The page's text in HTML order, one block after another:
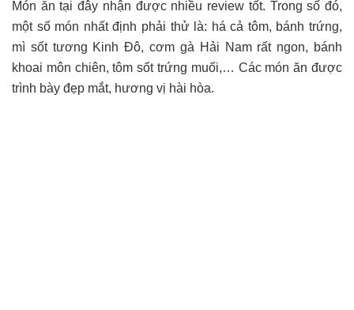
Món ăn tại đây nhận được nhiều review tốt. Trong số đó,
một số món nhất định phải thử là: há cả tôm, bánh trứng,
mì sốt tương Kinh Đô, cơm gà Hải Nam rất ngon, bánh
khoai môn chiên, tôm sốt trứng muối,… Các món ăn được
trình bày đẹp mắt, hương vị hài hòa.